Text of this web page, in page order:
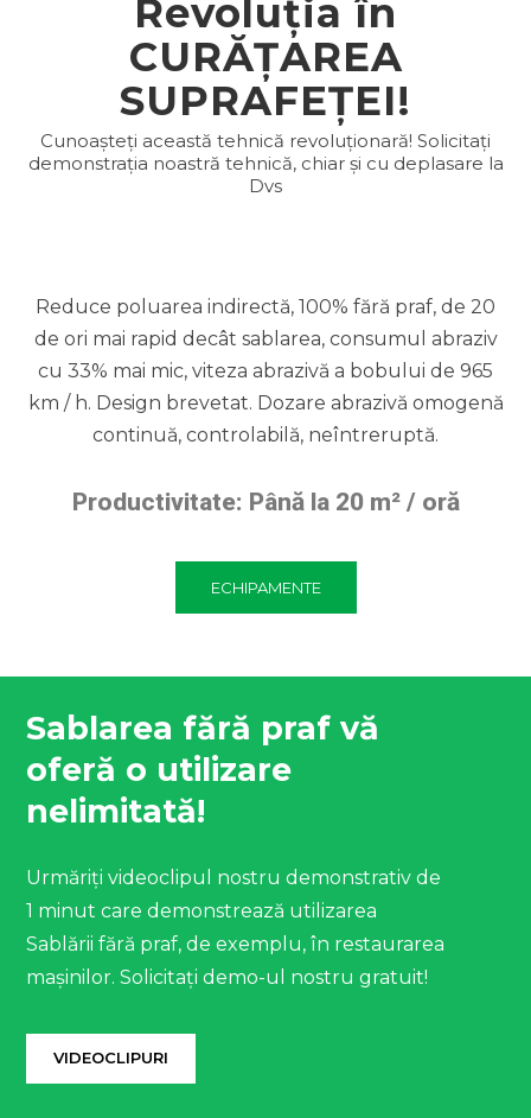
Revoluția în
CURĂȚAREA
SUPRAFEȚEI!
Cunoașteți această tehnică revoluționară! Solicitați
demonstrația noastră tehnică, chiar și cu deplasare la
Dvs
Reduce poluarea indirectă, 100% fără praf, de 20
de ori mai rapid decât sablarea, consumul abraziv
cu 33% mai mic, viteza abrazivă a bobului de 965
km / h. Design brevetat. Dozare abrazivă omogenă
continuă, controlabilă, neîntreruptă.
Productivitate: Până la 20 m² / oră
ECHIPAMENTE
Sablarea fără praf vă
oferă o utilizare
nelimitată!
Urmăriți videoclipul nostru demonstrativ de
1 minut care demonstrează utilizarea
Sablării fără praf, de exemplu, în restaurarea
mașinilor. Solicitați demo-ul nostru gratuit!
VIDEOCLIPURI